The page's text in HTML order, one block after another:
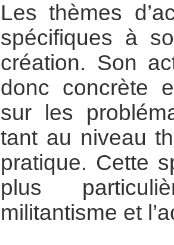
Les thèmes
spécifiques à
création. Son
donc concrète
sur les
tant au niveau
pratique. Cette
plus
militantisme et